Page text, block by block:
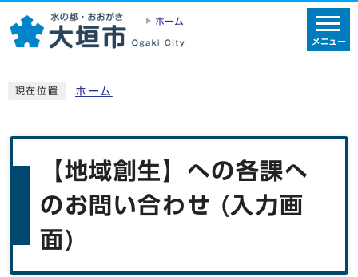
ホーム
メニュー
現在位置 ホーム
【地域創生】への各課へ
のお問い合わせ (入力画
面)